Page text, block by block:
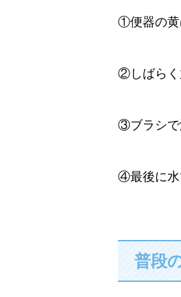
①便器の黄
②しばらく
③ブラシで
④最後に水
普段